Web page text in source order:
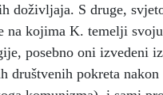
doživljaja. S druge,
na kojima K. temelji
posebno oni izvedeni
društvenih pokreta